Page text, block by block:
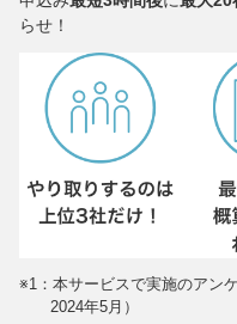
らせ！
※1：本サービスで実施のアン
2024年5月）